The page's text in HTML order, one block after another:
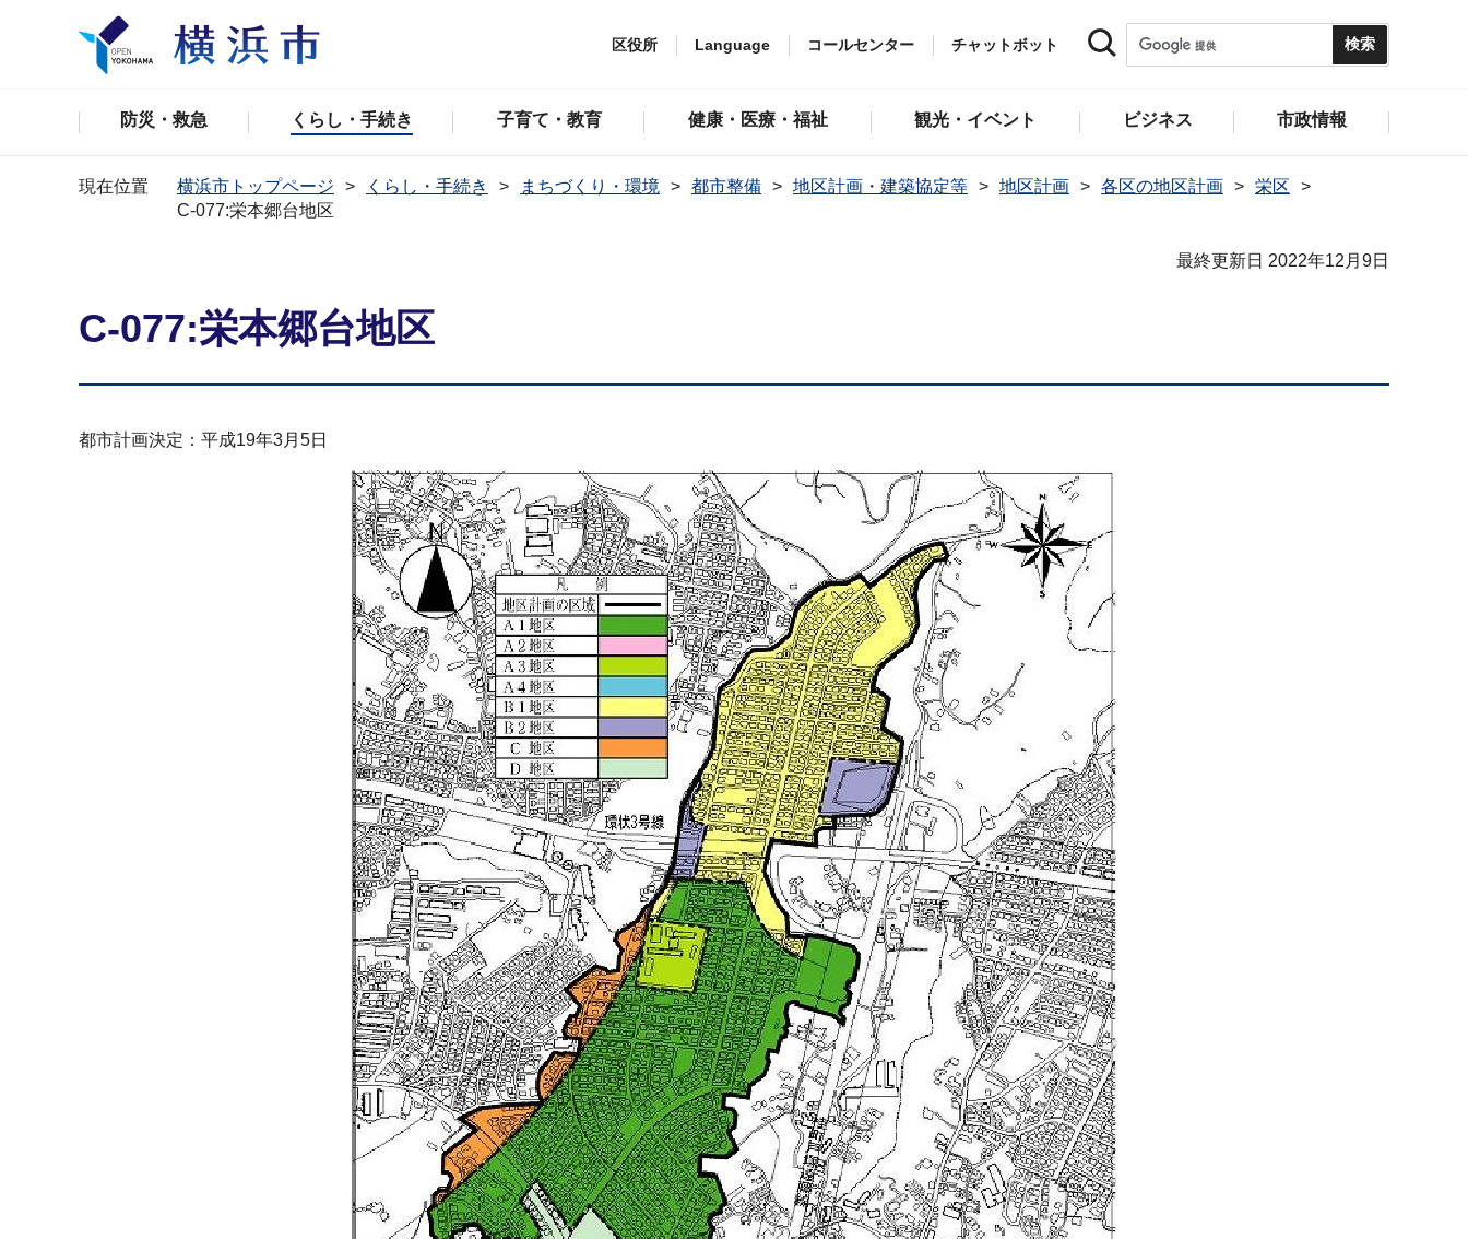
区役所 Language コールセンター チャットボット
防災・救急 くらし・手続き 子育て・教育 健康・医療・福祉 観光・イベント ビジネス 市政情報
現在位置 横浜市トップページ くらし・手続き まちづくり・環境 都市整備 地区計画・建築協定等 地区計画 各区の地区計画
栄区
C-077:栄本郷台地区
最終更新日 2022年12月9日
C-077:栄本郷台地区
都市計画決定：平成19年3月5日